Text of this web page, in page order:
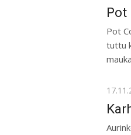
on
Pot
Pot
tuttu
on